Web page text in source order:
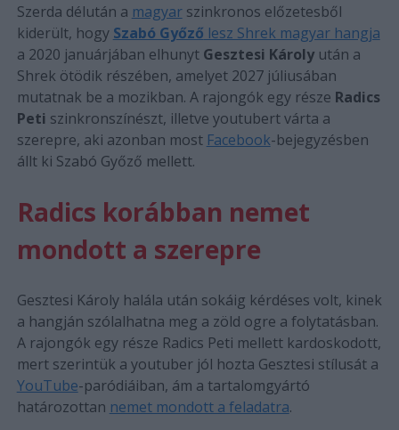
Szerda délután a magyarszinkronos előzetesből
kiderült, hogy Szabó Győző lesz Shrek magyar hangja
a 2020 januárjában elhunyt Gesztesi Károlyután a
Shrek ötödik részében, amelyet 2027 júliusában
mutatnak be a mozikban. A rajongók egy része Radics
Peti szinkronszínészt, illetve youtubert várta a
szerepre, aki azonban most Facebook-bejegyzésben
állt ki Szabó Győző mellett.
Radics korábban nemet
mondott a szerepre
Gesztesi Károly halála után sokáig kérdéses volt, kinek
a hangján szólalhatna meg a zöld ogre a folytatásban.
A rajongók egy része Radics Peti mellett kardoskodott,
mert szerintük a youtuber jól hozta Gesztesi stílusát a
YouTube-paródiáiban, ám a tartalomgyártó
határozottan nemet mondott a feladatra.